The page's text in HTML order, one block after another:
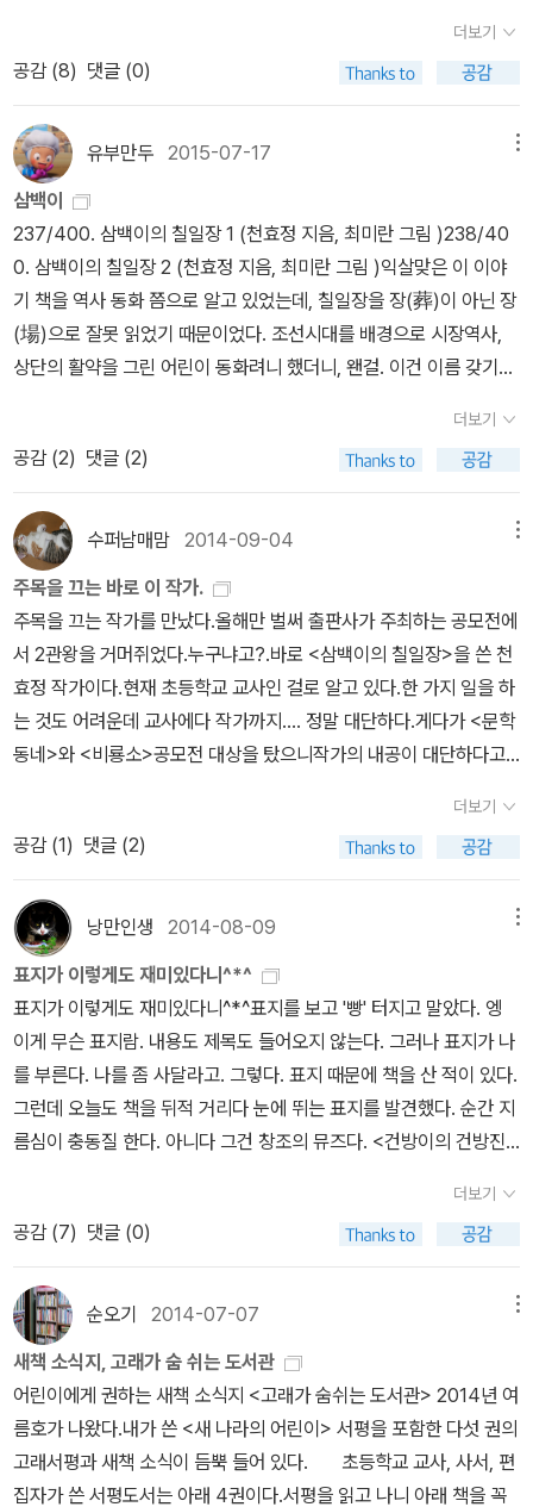
데 ㅜ.ㅠ 이지훈맞다 나도 걱정 공장장 --------------
-------- 올해도 딸아이는 한국 창작에 빠져 있는데 같이 읽어주지
못해 아쉽다. 어린이문학이라곤 이거 읽은 게 다. 딸아이
는 학교에서는 아이들보다 선생님에게 인기 있는 편이고 순응하는 아
이인데 자신과 다른 자유로운 친구들을 동경하고 말썽 피우고 싶고
모험에 뛰어들고 싶은 걸 책으로 푸는 것 같다. 어제는 딸이 엄마는
친구 많아 해서 글쎄, 서울에 몇 명여기는 아는 엄마들?친구가 많지
않지만 책도 보니 심심하지는 않아, 하니 그러면 엄마는 책이 친구면
전 세계에 친구가 있는 거네, 라고 한다. 그럼 올해는 미미여사, 히가
시노 게이고, 사노 요코 등 일본친구또 영미 유럽권에 누구더라 (친구
라는데 이름도 기억이 안 남 ㅋ)암튼 많이 만났어. 엄마도 친구 많구
나, 하고 말았다. 그리고 구병모, 이기호, 정유정, 한강, 황정은, 김금
많구나. 그리고 돌아가신 분들도 가끔 만나. 아...내년에는 돌아가신
분들을 자주 찾아뵈야지. 올해 겨우 박완서, 박경리, 제인 오스틴, 허
먼 멜빌, 안톤 체호프 뵈었나. 대상포진의 고통? 가려움? 중에 내년
에 딸아이랑 내가 읽을 책 목록 만들고 동네 도서관 홈피 접속해 청구
기호 일일이 입력하는 노가다를 하며 고통을 잊고 있다. 쑤시는 건 덜
한데 간지러우니 차라리 따끔 핫핫이 나았어.그래도 가볍게 지나간
다. 올해 애들이 본 영화 목록 적다보니. 나도 육아 자기계발서 하나
정도는 쓸 수 있을 것 같다 가성비 육아 가심비 육아책과 영화로 보는
방편으로 애들을 기르고 아이들은 부모의 취향과 생활습관에 무섭게
젖어든다. 아들이 올해 컴에 가까워지고 한건 다 내탓이겠지 ㅎ
더보기
공감 (8) 댓글 (0)
유부만두 2015-07-17
삼백이
237/400. 삼백이의 칠일장 1 (천효정 지음, 최미란 그림 )238/40
0. 삼백이의 칠일장 2 (천효정 지음, 최미란 그림 )익살맞은 이 이야
기 책을 역사 동화 쯤으로 알고 있었는데, 칠일장을 장(葬)이 아닌 장
(場)으로 잘못 읽었기 때문이었다. 조선시대를 배경으로 시장역사,
상단의 활약을 그린 어린이 동화려니 했더니, 왠걸. 이건 이름 갖기를
(십이간지의 축약본도 아니고) 이야기였다. 역사, 교육 보다는 재미,
순수하게 이야기 하기와 놀기의 재미에 집중하고 있다. 그런데 주인
공이 삼백이인지 아닌지는 잘 모르겠고, 이름도 없던 그 거시기가 안
끼는 곳 없이 튀어나오는 여러 이야기가 입에 착착 붙게 재미있다는
게 뽀인트.
더보기
공감 (2) 댓글 (2)
수퍼남매맘 2014-09-04
주목을 끄는 바로 이 작가.
주목을 끄는 작가를 만났다.올해만 벌써 출판사가 주최하는 공모전에
서 2관왕을 거머쥐었다.누구냐고?.바로 <삼백이의 칠일장>을 쓴 천
효정 작가이다.현재 초등학교 교사인 걸로 알고 있다.한 가지 일을 하
는 것도 어려운데 교사에다 작가까지.... 정말 대단하다.게다가 <문학
동네>와 <비룡소>공모전 대상을 탔으니작가의 내공이 대단하다고
별로 무협 이야기를 좋아하지 않는 편인데이 이야기는 정말 빠져들게
된다.유럽 가기 전, 아들 읽어보라고 사 준 책인데아들이 정말 감동 깊
게 읽었다고 평을 해 준 책이다.나도 읽어봤다.감동도 있지만 일단 천
작가의 커다란 매력은 재미난 이야기꾼이라는 사실이다.책 뒤에 있는
작가의 말조차도 참 재미나다.재미 없는 책은 당장 덮으라는 작가의
말에서 재미 부분에서는 자신 있다는 것을 은근히 보여주고 있는 듯
하다.삼백이를 본 우리 가족 모두 천 작가의 팬이 되었다.그런데이 책
또한 천 작가의 작품이란 걸 알고 적잖이 놀랐다. 이 책은 비룡소에서
주최한 스토리 킹 대상작이다.100명의 아이들이 심사위원으로 참여
하여 직접 뽑은 대상을 받았으니아이가 어떤 이야기를 원하는지 정확
히 알고 있다는 반증일 것이다.삼백이도 그렇고, 건방진 수련기도 그
렇고 아이가 정말 푹 빠질 만한 이야기이다.현직 교사이기 때문에 아
이가 흥미있어할 만한 소재를 잡기가 아마 수월했을 지도 모른다.송
은 삽화 그림-<거짓말 같은 이야기>의 강경수 그림 작가-도 재미를
한 몫 더해 준다.하지만무엇보다도 재미있고 흥미진진한 이야기가 이
책의 으뜸 매력이다. 조손 가정에서 자란 건이는, 자신을 양육하던 할
머니마저 돌아셔 보육원에 가야될 운명을 맞이한다.보육원으로 떠나
기 전, 비밀 장소에 들렀다가오방도사가 손으로 바위를 산산조각 내
는 걸 보게 된다.건이가 지켜본 걸 알게 된 오방도사는 오방권법이 탄
로났으니 건이를 죽이겠다고 달려들고...죽인다는 오방도사의 말에죽
더보기
공감 (1) 댓글 (2)
낭만인생 2014-08-09
표지가 이렇게도 재미있다니^*^
표지가 이렇게도 재미있다니^*^표지를 보고 '빵' 터지고 말았다. 엥
이게 무슨 표지람. 내용도 제목도 들어오지 않는다. 그러나 표지가 나
를 부른다. 나를 좀 사달라고. 그렇다. 표지 때문에 책을 산 적이 있다.
그런데 오늘도 책을 뒤적 거리다 눈에 뛰는 표지를 발견했다. 순간 지
름심이 충동질 한다. 아니다 그건 창조의 뮤즈다. <건방이의 건방진
보니 의외로 많은 책을 저술했다. 그것도 비븟한 책으로. 천효정, 198
2년 생이다.아직 삼십대다. 충남 서천 출생이다. 누굴까? 궁금해 진
다. 미리보기로 들어가 건방이 수련기를 읽어보니 이거 장난 아냐. 입
답이 고저... 캬, 이런 분을 몰라 보다니. 하여튼 오늘 큰거 하나 건졌
다. 매형은 이걸 두고 왕건이 거졌다고 표현했다. 왕건이, 국물이 건덕
이 큰거 올린 것이다. 수지 맞는 장사인 셈이다. 좋은 책 발견하기가
어디 쉽나. 오늘부로 이 책 접수 하기로 했다. 책 읽기 싫어하는 우리
아들들에게 선물로 줘야겠다. 한빛비즈에서 나온 책들이 묘한 디자인
의 책이 많다. <저는 심리학이 처음인데요>도 그렇고, <나는 무적의
더보기
공감 (7) 댓글 (0)
순오기 2014-07-07
새책 소식지, 고래가 숨 쉬는 도서관
어린이에게 권하는 새책 소식지 <고래가 숨쉬는 도서관> 2014년 여
름호가 나왔다.내가 쓴 <새 나라의 어린이> 서평을 포함한 다섯 권의
고래서평과 새책 소식이 듬뿍 들어 있다. 초등학교 교사, 사서, 편
집자가 쓴 서평도서는 아래 4권이다.서평을 읽고 나니 아래 책을 꼭